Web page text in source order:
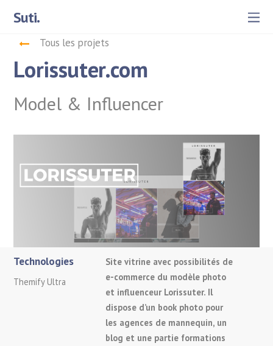
Suti.
Tous les projets
Lorissuter.com
Model & Influencer
Technologies
Themify Ultra
Site vitrine avec possibilités de
e-commerce du modèle photo
et influenceur Lorissuter. Il
dispose d’un book photo pour
les agences de mannequin, un
blog et une partie formations